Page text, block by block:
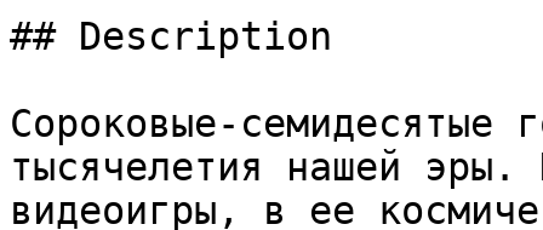
## Description
Сороковые-семидесятые
тысячелетия нашей эры.
видеоигры, в ее